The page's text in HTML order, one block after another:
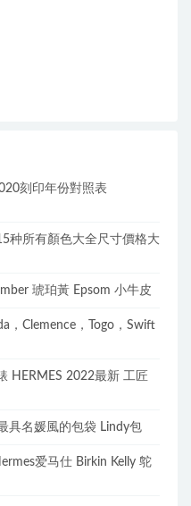
刻印年份對照表
种所有顏色大全尺寸價格大
琥珀黃 Epsom 小牛皮
，Clemence，Togo，Swift
HERMES 2022最新 工匠
具名媛風的包袋 Lindy包
爱马仕 Birkin Kelly 鸵